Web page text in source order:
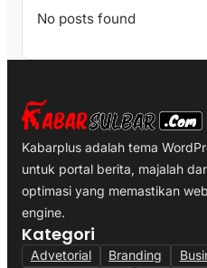
No posts found
Kabarplus adalah tema
untuk portal berita, majalah
optimasi yang memastikan
engine.
Kategori
Advetorial Branding